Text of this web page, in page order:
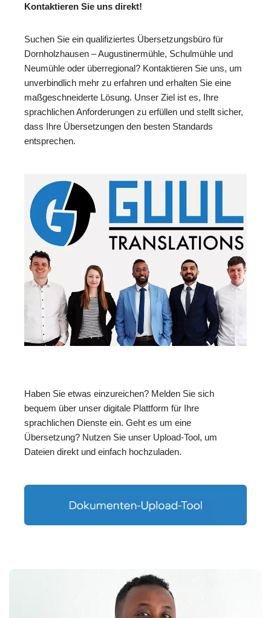
Kontaktieren Sie uns direkt!
Suchen Sie ein qualifiziertes Übersetzungsbüro für
Dornholzhausen – Augustinermühle, Schulmühle und
Neumühle oder überregional? Kontaktieren Sie uns, um
unverbindlich mehr zu erfahren und erhalten Sie eine
maßgeschneiderte Lösung. Unser Ziel ist es, Ihre
sprachlichen Anforderungen zu erfüllen und stellt sicher,
dass Ihre Übersetzungen den besten Standards
entsprechen.
Haben Sie etwas einzureichen? Melden Sie sich
bequem über unser digitale Plattform für Ihre
sprachlichen Dienste ein. Geht es um eine
Übersetzung? Nutzen Sie unser Upload-Tool, um
Dateien direkt und einfach hochzuladen.